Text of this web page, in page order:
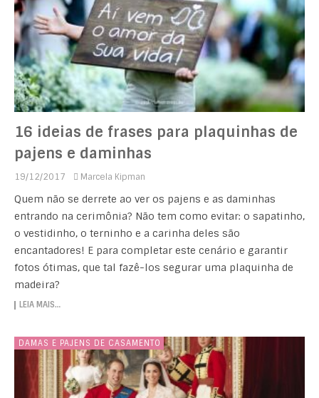
16 ideias de frases para plaquinhas de
pajens e daminhas
19/12/2017 Marcela Kipman
Quem não se derrete ao ver os pajens e as daminhas
entrando na cerimônia? Não tem como evitar: o sapatinho,
o vestidinho, o terninho e a carinha deles são
encantadores! E para completar este cenário e garantir
fotos ótimas, que tal fazê-los segurar uma plaquinha de
madeira?
LEIA MAIS…
DAMAS E PAJENS DE CASAMENTO